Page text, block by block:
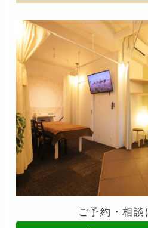
ご予約・相談